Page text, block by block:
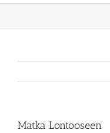
Matka Lontooseen